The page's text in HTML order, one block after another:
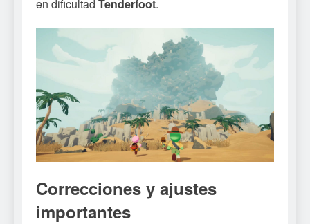
en dificultad Tenderfoot.
Correcciones y ajustes
importantes